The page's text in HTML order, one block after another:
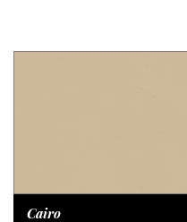
Cairo